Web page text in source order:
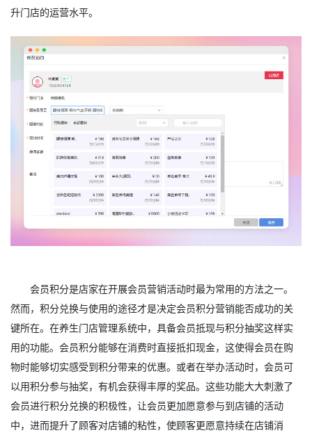
升门店的运营水平。
会员积分是店家在开展会员营销活动时最为常用的方法之一。
然而，积分兑换与使用的途径才是决定会员积分营销能否成功的关
键所在。在养生门店管理系统中，具备会员抵现与积分抽奖这样实
用的功能。会员积分能够在消费时直接抵扣现金，这使得会员在购
物时能够切实感受到积分带来的优惠。或者在举办活动时，会员可
以用积分参与抽奖，有机会获得丰厚的奖品。这些功能大大刺激了
会员进行积分兑换的积极性，让会员更加愿意参与到店铺的活动
中，进而提升了顾客对店铺的粘性，使顾客更愿意持续在店铺消